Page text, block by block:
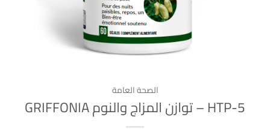
الصحة العامة
5-HTP – توازن المزاج والنوم GRIFFONIA